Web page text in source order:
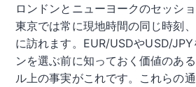
ロンドンとニューヨークのセッシ
東京では常に現地時間の同じ時刻
に訪れます。EUR/USDやUSD/
ンを選ぶ前に知っておく価値のあ
ル上の事実がこれです。これらの